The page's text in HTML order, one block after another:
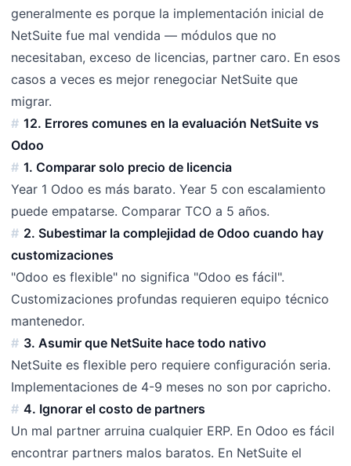
generalmente es porque la implementación inicial de
NetSuite fue mal vendida — módulos que no
necesitaban, exceso de licencias, partner caro. En esos
casos a veces es mejor renegociar NetSuite que
migrar.
12. Errores comunes en la evaluación NetSuite vs
Odoo
1. Comparar solo precio de licencia
Year 1 Odoo es más barato. Year 5 con escalamiento
puede empatarse. Comparar TCO a 5 años.
2. Subestimar la complejidad de Odoo cuando hay
customizaciones
"Odoo es flexible" no significa "Odoo es fácil".
Customizaciones profundas requieren equipo técnico
mantenedor.
3. Asumir que NetSuite hace todo nativo
NetSuite es flexible pero requiere configuración seria.
Implementaciones de 4-9 meses no son por capricho.
4. Ignorar el costo de partners
Un mal partner arruina cualquier ERP. En Odoo es fácil
encontrar partners malos baratos. En NetSuite el